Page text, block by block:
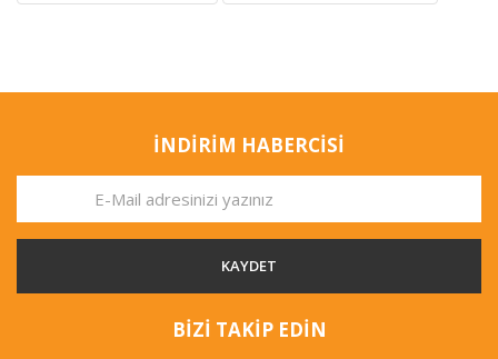
İNDİRİM HABERCİSİ
KAYDET
BİZİ TAKİP EDİN